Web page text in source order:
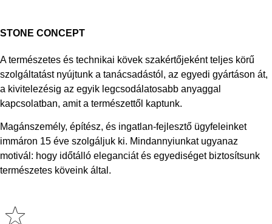
STONE CONCEPT
A természetes és technikai kövek szakértőjeként teljes körű
szolgáltatást nyújtunk a tanácsadástól, az egyedi gyártáson át,
a kivitelezésig az egyik legcsodálatosabb anyaggal
kapcsolatban, amit a természettől kaptunk.
Magánszemély, építész, és ingatlan-fejlesztő ügyfeleinket
immáron 15 éve szolgáljuk ki. Mindannyiunkat ugyanaz
motivál: hogy időtálló eleganciát és egyediséget biztosítsunk
természetes köveink által.